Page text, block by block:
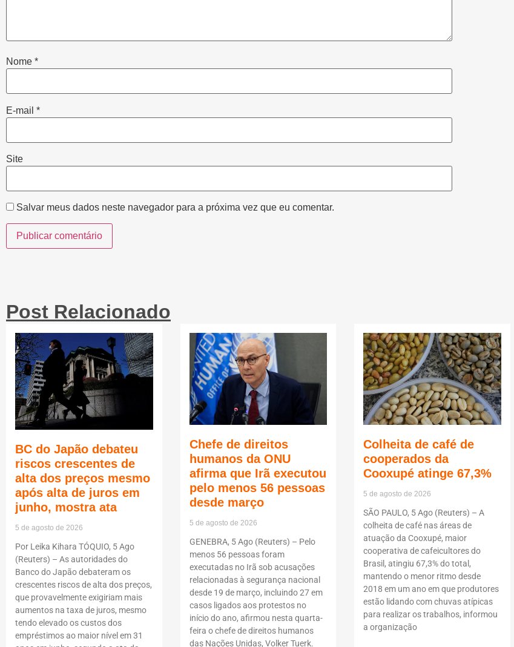
Nome *
E-mail *
Site
Salvar meus dados neste navegador para a próxima vez que eu comentar.
Post Relacionado
BC do Japão debateu
riscos crescentes de
alta dos preços mesmo
após alta de juros em
junho, mostra ata
5 de agosto de 2026
Por Leika Kihara TÓQUIO, 5 Ago
(Reuters) – As autoridades do
Banco do Japão debateram os
crescentes riscos de alta dos preços,
que provavelmente exigiriam mais
aumentos na taxa de juros, mesmo
tendo elevado os custos dos
empréstimos ao maior nível em 31
Chefe de direitos
humanos da ONU
afirma que Irã executou
pelo menos 56 pessoas
desde março
5 de agosto de 2026
GENEBRA, 5 Ago (Reuters) – Pelo
menos 56 pessoas foram
executadas no Irã sob acusações
relacionadas à segurança nacional
desde 19 de março, incluindo 27 em
casos ligados aos protestos no
início do ano, afirmou nesta quarta-
feira o chefe de direitos humanos
das Nações Unidas, Volker Tuerk.
Colheita de café de
cooperados da
Cooxupé atinge 67,3%
5 de agosto de 2026
SÃO PAULO, 5 Ago (Reuters) – A
colheita de café nas áreas de
atuação da Cooxupé, maior
cooperativa de cafeicultores do
Brasil, atingiu 67,3% do total,
mantendo o menor ritmo desde
2018 em um ano em que produtores
estão lidando com chuvas atípicas
para realizar os trabalhos, informou
a organização